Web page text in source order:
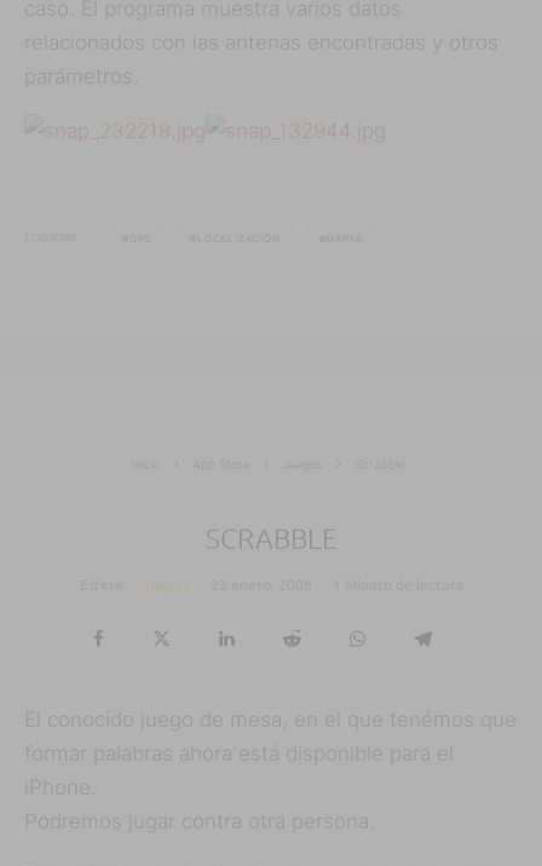
caso. El programa muestra varios datos
relacionados con las antenas encontradas y otros
parámetros.
ETIQUETAS MAPAS
App Store
SCRABBLE
Juegos
El conocido juego de mesa, en el que tenémos que
formar palabras ahora está disponible para el
iPhone.
Podremos jugar contra otra persona.